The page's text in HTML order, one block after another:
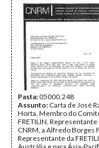
Neon Naroman caso a
sua zona piorar
Remetente:Aten Brani
Fundo:Arquivo da
Timorense - Konis
Tipo Documental:
Página(s):3
Pasta:05000.248
Assunto: Carta de José
Horta, Membro do
FRETILIN, Representante
CNRM, a Alfredo Borges
Representante da